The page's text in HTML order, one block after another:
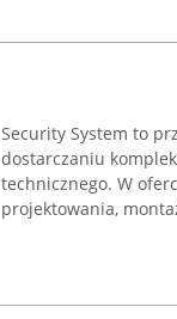
Security System to
dostarczaniu
technicznego. W
projektowania,